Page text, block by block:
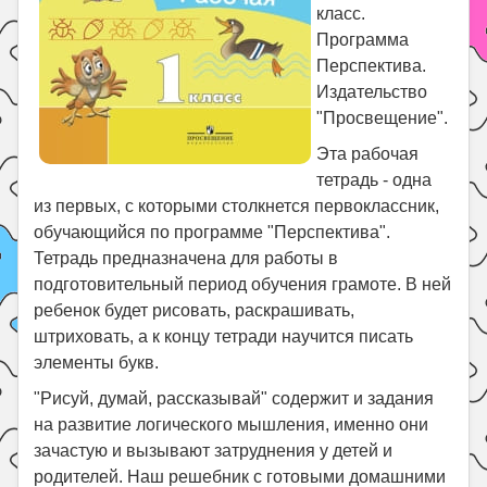
класс.
Программа
Перспектива.
Издательство
"Просвещение".
Эта рабочая
тетрадь - одна
из первых, с которыми столкнется первоклассник,
обучающийся по программе "Перспектива".
Тетрадь предназначена для работы в
подготовительный период обучения грамоте. В ней
ребенок будет рисовать, раскрашивать,
штриховать, а к концу тетради научится писать
элементы букв.
"Рисуй, думай, рассказывай" содержит и задания
на развитие логического мышления, именно они
зачастую и вызывают затруднения у детей и
родителей. Наш решебник с готовыми домашними